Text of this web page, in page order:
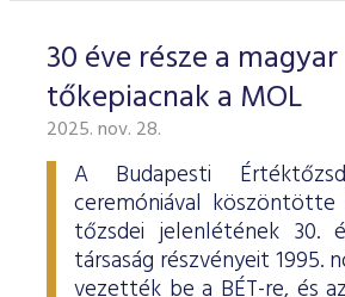
30 éve része a magyar
tőkepiacnak a MOL
2025. nov. 28.
A Budapesti
ceremóniával
tőzsdei jelenlétének 30.
társaság részvényeit 1995.
vezették be a BÉT-re, és